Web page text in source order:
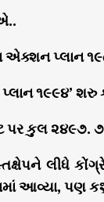
એક્શન પ્લાન
૧૯૯૪’ શરુ
કુલ ૨૪૯૭. ૭૩
લીધે
આવ્યા, પણ